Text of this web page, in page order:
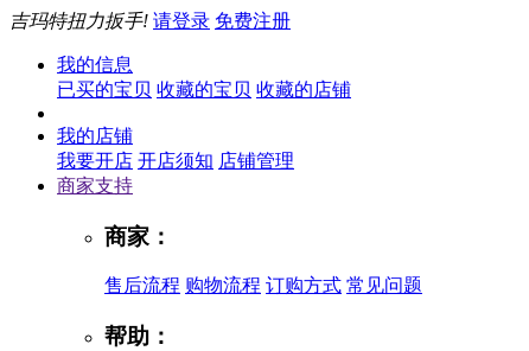
吉玛特扭力扳手! 请登录 免费注册
我的信息
已买的宝贝 收藏的宝贝 收藏的店铺
我的店铺
我要开店 开店须知 店铺管理
商家支持
商家：
售后流程 购物流程 订购方式 常见问题
帮助：